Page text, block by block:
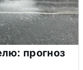
прогноз